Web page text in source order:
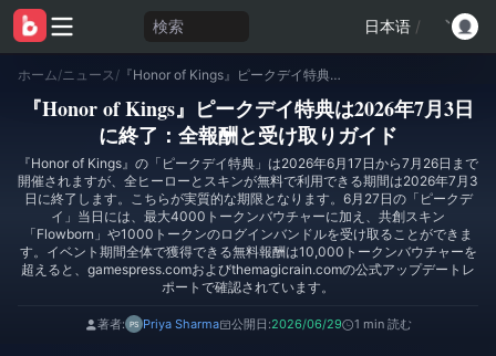
検索 日本语 /
ホーム/ニュース / 『Honor of Kings』ピークデイ特典は2026年7月3日に終了：全報酬と受け取りガイド
『Honor of Kings』ピークデイ特典は2026年7月3日
に終了：全報酬と受け取りガイド
『Honor of Kings』の「ピークデイ特典」は2026年6月17日から7月26日まで
開催されますが、全ヒーローとスキンが無料で利用できる期間は2026年7月3
日に終了します。こちらが実質的な期限となります。6月27日の「ピークデ
イ」当日には、最大4000トークンバウチャーに加え、共創スキン
「Flowborn」や1000トークンのログインバンドルを受け取ることができま
す。イベント期間全体で獲得できる無料報酬は10,000トークンバウチャーを
超えると、gamespress.comおよびthemagicrain.comの公式アップデートレ
ポートで確認されています。
著者: Priya Sharma 公開日:2026/06/29 1 min 読む